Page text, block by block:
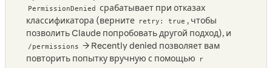
PermissionDenied
срабатывает при отказах
классификатора (верните
retry: true , чтобы
позволить Claude попробовать другой подход), и
/permissions → Recently denied позволяет вам
повторить попытку вручную с помощью
r